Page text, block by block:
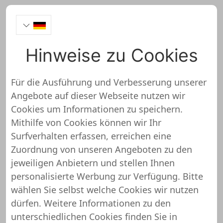
Druckerpatronen.de
Onlineshop Test
So haben wir den
Druckerpatronen.de Onlineshop
bewertet
Der Shopuniver Onlineshop Check wird in
Hinweise zu Cookies
Für die Ausführung und Verbesserung unserer
Angebote auf dieser Webseite nutzen wir
Cookies um Informationen zu speichern.
Mithilfe von Cookies können wir Ihr
Surfverhalten erfassen, erreichen eine
Zuordnung von unseren Angeboten zu den
jeweiligen Anbietern und stellen Ihnen
personalisierte Werbung zur Verfügung. Bitte
wählen Sie selbst welche Cookies wir nutzen
dürfen. Weitere Informationen zu den
unterschiedlichen Cookies finden Sie in